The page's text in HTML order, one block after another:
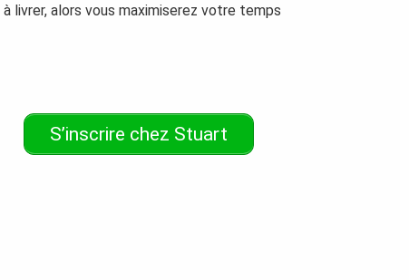
livrer, alors vous maximiserez votre temps
S’inscrire chez Stuart